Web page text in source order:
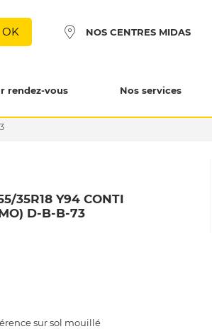
OK NOS CENTRES MIDAS
rendez-vous Nos services
35R18 Y94 CONTI
D-B-B-73
sur sol mouillé